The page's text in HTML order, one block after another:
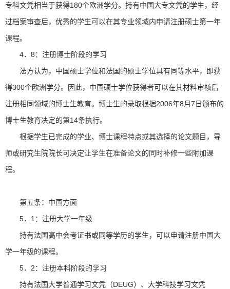
专科文凭相当于获得180个欧洲学分。持有中国大专文凭的学生，经
过档案审查后，优秀的学生可以在其专业领域内申请注册硕士第一年
课程。
4．8：注册博士阶段的学习
法方认为，中国硕士学位和法国的硕士学位具有同等水平，即获
得300个欧洲学分。因此，中国硕士学位获得者可以在其材料审核后
注册相同领域的博士生教育。博士生的录取根据2006年8月7日颁布的
博士生教育决定的第14条执行。
根据学生已完成的学业、博士课程特点或其选择的论文题目，导
师或研究生院院长可决定让学生在准备论文的同时补修一些附加课
程。
第五条：中国方面
5．1：注册大学一年级
持有法国高中会考证书或同等学历的学生，可以申请注册中国大
学一年级的课程。
5．2：注册本科阶段的学习
持有法国大学普通学习文凭（DEUG）、大学科技学习文凭